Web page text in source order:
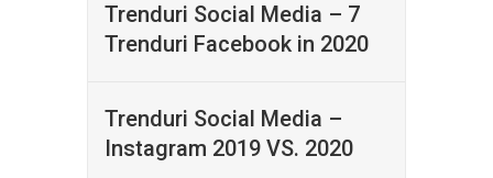
Trenduri Social Media – 7
Trenduri Facebook in 2020
Trenduri Social Media –
Instagram 2019 VS. 2020